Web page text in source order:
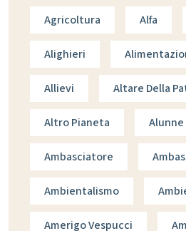
Agricoltura Alfa
Alighieri
Allievi Altare Della
Altro Pianeta Alunne
Ambasciatore
Ambientalismo
Amerigo Vespucci